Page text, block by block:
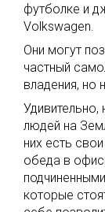
футболке и
Volkswagen.
Они могут
частный
владения, но
людей на
них есть
обеда в
которые